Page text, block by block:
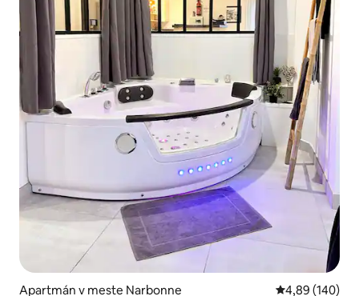
Apartmán v meste Narbonne Priemerné
4,89 (140)